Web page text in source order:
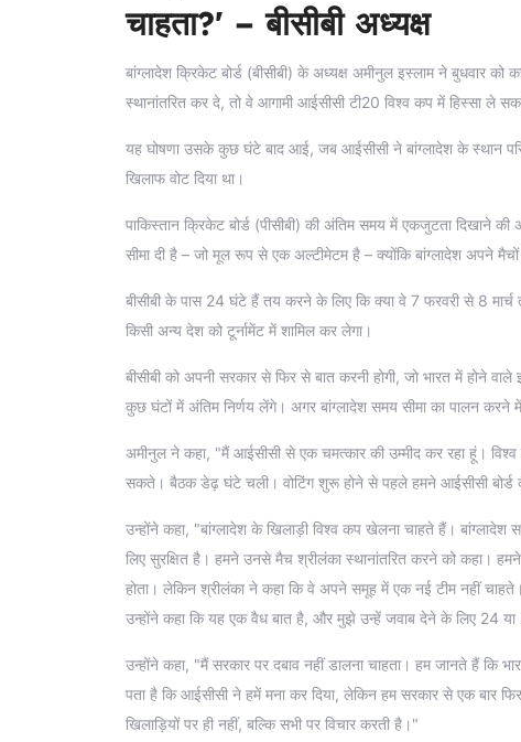
चाहता?' – बीसीबी अध्यक्ष
बांग्लादेश क्रिकेट बोर्ड (बीसीबी) के अध्यक्ष अमीनुल इस्लाम ने बुधवार
स्थानांतरित कर दे, तो वे आगामी आईसीसी टी20 विश्व कप में हिस्सा ले
यह घोषणा उसके कुछ घंटे बाद आई, जब आईसीसी ने बांग्लादेश के स्थान
खिलाफ वोट दिया था।
पाकिस्तान क्रिकेट बोर्ड (पीसीबी) की अंतिम समय में एकजुटता दिखाने
सीमा दी है – जो मूल रूप से एक अल्टीमेटम है – क्योंकि बांग्लादेश अपने
बीसीबी के पास 24 घंटे हैं तय करने के लिए कि क्या वे 7 फरवरी से 8
किसी अन्य देश को टूर्नामेंट में शामिल कर लेगा।
बीसीबी को अपनी सरकार से फिर से बात करनी होगी, जो भारत में
कुछ घंटों में अंतिम निर्णय लेंगे। अगर बांग्लादेश समय सीमा का पालन करने
अमीनुल ने कहा, "मैं आईसीसी से एक चमत्कार की उम्मीद कर रहा हूं।
सकते। बैठक डेढ़ घंटे चली। वोटिंग शुरू होने से पहले हमने आईसीसी बोर्ड
उन्होंने कहा, "बांग्लादेश के खिलाड़ी विश्व कप खेलना चाहते हैं। बांग्लादेश
लिए सुरक्षित है। हमने उनसे मैच श्रीलंका स्थानांतरित करने को कहा।
होता। लेकिन श्रीलंका ने कहा कि वे अपने समूह में एक नई टीम नहीं
उन्होंने कहा कि यह एक वैध बात है, और मुझे उन्हें जवाब देने के लिए 24
उन्होंने कहा, "मैं सरकार पर दबाव नहीं डालना चाहता। हम जानते हैं कि
पता है कि आईसीसी ने हमें मना कर दिया, लेकिन हम सरकार से एक बार
खिलाड़ियों पर ही नहीं, बल्कि सभी पर विचार करती है।"